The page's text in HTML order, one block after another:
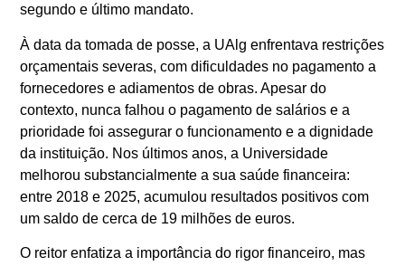
segundo e último mandato.
À data da tomada de posse, a UAlg enfrentava restrições
orçamentais severas, com dificuldades no pagamento a
fornecedores e adiamentos de obras. Apesar do
contexto, nunca falhou o pagamento de salários e a
prioridade foi assegurar o funcionamento e a dignidade
da instituição. Nos últimos anos, a Universidade
melhorou substancialmente a sua saúde financeira:
entre 2018 e 2025, acumulou resultados positivos com
um saldo de cerca de 19 milhões de euros.
O reitor enfatiza a importância do rigor financeiro, mas